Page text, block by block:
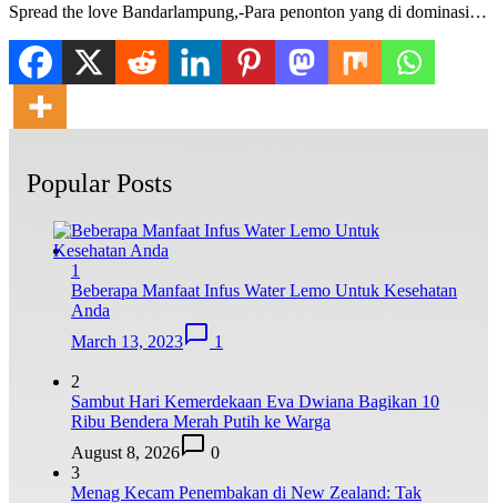
Spread the love Bandarlampung,-Para penonton yang di dominasi…
Popular Posts
1
Beberapa Manfaat Infus Water Lemo Untuk Kesehatan
Anda
March 13, 2023
1
2
Sambut Hari Kemerdekaan Eva Dwiana Bagikan 10
Ribu Bendera Merah Putih ke Warga
August 8, 2026
0
3
Menag Kecam Penembakan di New Zealand: Tak